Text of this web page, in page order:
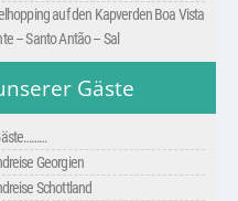
auf den Kapverden Boa Vista
– Santo Antão – Sal
Gäste
Georgien
Schottland